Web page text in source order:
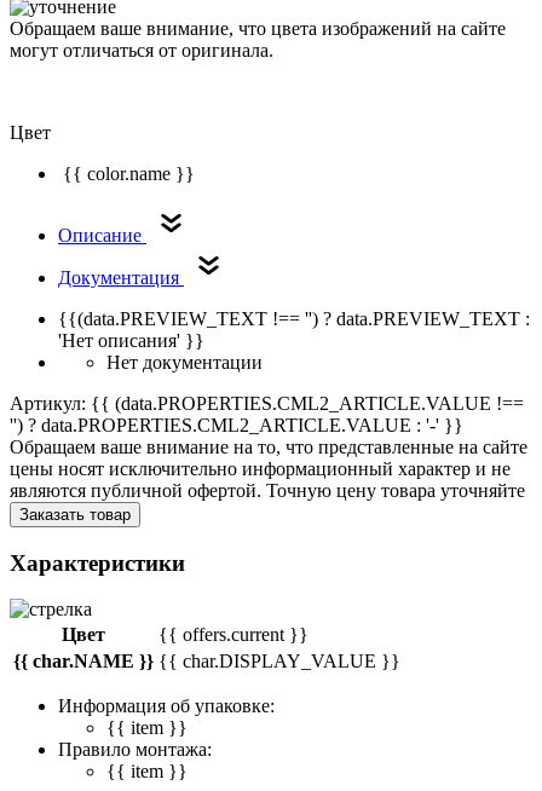
Обращаем ваше внимание, что цвета изображений на сайте
могут отличаться от оригинала.
Цвет
{{ color.name }}
Описание
Документация
{{(data.PREVIEW_TEXT !== '') ? data.PREVIEW_TEXT :
'Нет описания' }}
Нет документации
Артикул: {{ (data.PROPERTIES.CML2_ARTICLE.VALUE !==
'') ? data.PROPERTIES.CML2_ARTICLE.VALUE : '-' }}
Обращаем ваше внимание на то, что представленные на сайте
цены носят исключительно информационный характер и не
являются публичной офертой. Точную цену товара уточняйте
Заказать товар
Характеристики
Цвет
{{ offers.current }}
{{ char.NAME }} {{ char.DISPLAY_VALUE }}
Информация об упаковке:
{{ item }}
Правило монтажа:
{{ item }}